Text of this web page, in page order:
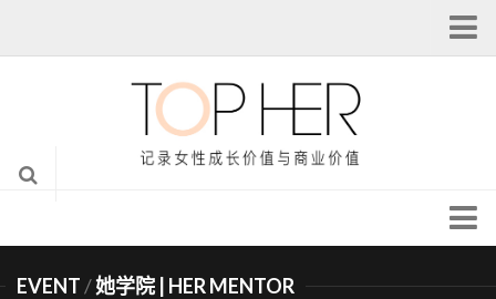
全球女性创新峰会
EVENT/她学院 | HER MENTOR